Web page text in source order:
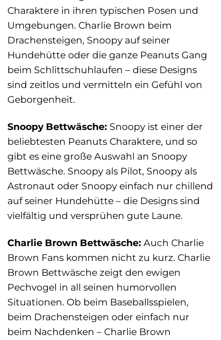
Charaktere in ihren typischen Posen und
Umgebungen. Charlie Brown beim
Drachensteigen, Snoopy auf seiner
Hundehütte oder die ganze Peanuts Gang
beim Schlittschuhlaufen – diese Designs
sind zeitlos und vermitteln ein Gefühl von
Geborgenheit.
Snoopy Bettwäsche: Snoopy ist einer der
beliebtesten Peanuts Charaktere, und so
gibt es eine große Auswahl an Snoopy
Bettwäsche. Snoopy als Pilot, Snoopy als
Astronaut oder Snoopy einfach nur chillend
auf seiner Hundehütte – die Designs sind
vielfältig und versprühen gute Laune.
Charlie Brown Bettwäsche: Auch Charlie
Brown Fans kommen nicht zu kurz. Charlie
Brown Bettwäsche zeigt den ewigen
Pechvogel in all seinen humorvollen
Situationen. Ob beim Baseballsspielen,
beim Drachensteigen oder einfach nur
beim Nachdenken – Charlie Brown